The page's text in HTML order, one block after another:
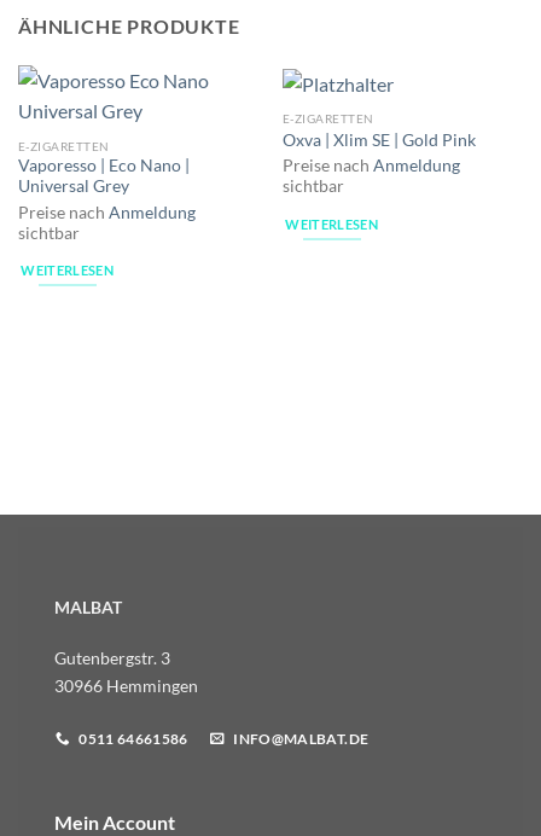
ÄHNLICHE PRODUKTE
E-ZIGARETTEN
Vaporesso | Eco Nano |
Universal Grey
Preise nach Anmeldung
sichtbar
WEITERLESEN
E-ZIGARETTEN
Oxva | Xlim SE | Gold Pink
Preise nach Anmeldung
sichtbar
WEITERLESEN
MALBAT
Gutenbergstr. 3
30966 Hemmingen
0511 64661586 INFO@MALBAT.DE
Mein Account